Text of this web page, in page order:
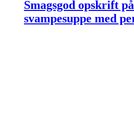
Smagsgod opskrift
svampesuppe med